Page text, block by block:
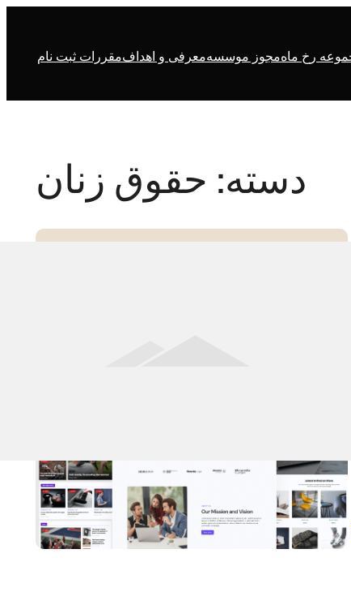
رخ ماهمجوز موسسهمعرفی و اهدافمقررات ثبت نام
دسته: حقوق زنان